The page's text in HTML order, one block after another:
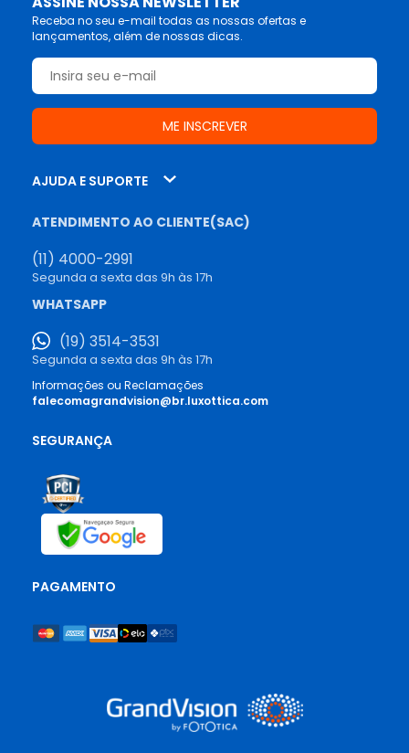
Receba no seu e-mail todas as nossas ofertas e
lançamentos, além de nossas dicas.
AJUDA E SUPORTE
ATENDIMENTO AO CLIENTE(SAC)
(11) 4000-2991
Segunda a sexta das 9h às 17h
WHATSAPP
(19) 3514-3531
Segunda a sexta das 9h às 17h
Informações ou Reclamações
falecomagrandvision@br.luxottica.com
SEGURANÇA
PAGAMENTO